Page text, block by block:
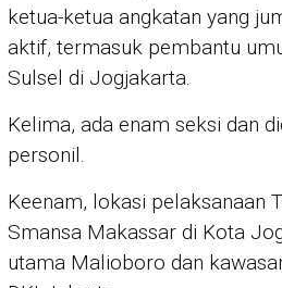
ketua-ketua angkatan yang
aktif, termasuk pembantu
Sulsel di Jogjakarta.
Kelima, ada enam seksi dan
personil.
Keenam, lokasi pelaksanaan
Smansa Makassar di Kota
utama Malioboro dan